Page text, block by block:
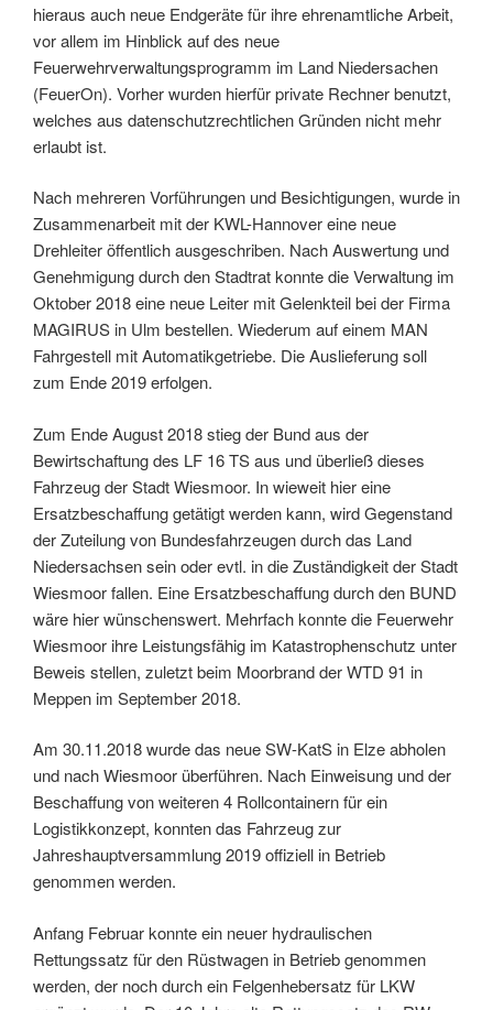
hieraus auch neue Endgeräte für ihre ehrenamtliche Arbeit,
vor allem im Hinblick auf des neue
Feuerwehrverwaltungsprogramm im Land Niedersachen
(FeuerOn). Vorher wurden hierfür private Rechner benutzt,
welches aus datenschutzrechtlichen Gründen nicht mehr
erlaubt ist.
Nach mehreren Vorführungen und Besichtigungen, wurde in
Zusammenarbeit mit der KWL-Hannover eine neue
Drehleiter öffentlich ausgeschriben. Nach Auswertung und
Genehmigung durch den Stadtrat konnte die Verwaltung im
Oktober 2018 eine neue Leiter mit Gelenkteil bei der Firma
MAGIRUS in Ulm bestellen. Wiederum auf einem MAN
Fahrgestell mit Automatikgetriebe. Die Auslieferung soll
zum Ende 2019 erfolgen.
Zum Ende August 2018 stieg der Bund aus der
Bewirtschaftung des LF 16 TS aus und überließ dieses
Fahrzeug der Stadt Wiesmoor. In wieweit hier eine
Ersatzbeschaffung getätigt werden kann, wird Gegenstand
der Zuteilung von Bundesfahrzeugen durch das Land
Niedersachsen sein oder evtl. in die Zuständigkeit der Stadt
Wiesmoor fallen. Eine Ersatzbeschaffung durch den BUND
wäre hier wünschenswert. Mehrfach konnte die Feuerwehr
Wiesmoor ihre Leistungsfähig im Katastrophenschutz unter
Beweis stellen, zuletzt beim Moorbrand der WTD 91 in
Meppen im September 2018.
Am 30.11.2018 wurde das neue SW-KatS in Elze abholen
und nach Wiesmoor überführen. Nach Einweisung und der
Beschaffung von weiteren 4 Rollcontainern für ein
Logistikkonzept, konnten das Fahrzeug zur
Jahreshauptversammlung 2019 offiziell in Betrieb
genommen werden.
Anfang Februar konnte ein neuer hydraulischen
Rettungssatz für den Rüstwagen in Betrieb genommen
werden, der noch durch ein Felgenhebersatz für LKW